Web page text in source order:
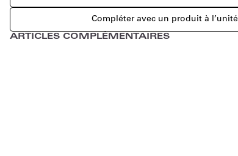
Compléter avec un produit à l’unité
ARTICLES COMPLÉMENTAIRES